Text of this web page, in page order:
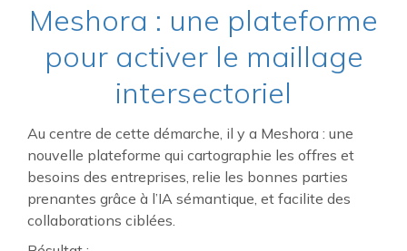
Meshora : une plateforme
pour activer le maillage
intersectoriel
Au centre de cette démarche, il y a Meshora : une
nouvelle plateforme qui cartographie les offres et
besoins des entreprises, relie les bonnes parties
prenantes grâce à l’IA sémantique, et facilite des
collaborations ciblées.